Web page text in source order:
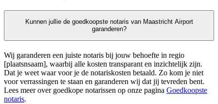
Kunnen jullie de goedkoopste notaris van Maastricht Airport
garanderen?
Wij garanderen een juiste notaris bij jouw behoefte in regio
[plaatsnsaam], waarbij alle kosten transparant en inzichtelijk zijn.
Dat je weet waar voor je de notariskosten betaald. Zo kom je niet
voor verrassingen te staan en garanderen wij dat jij tevreden bent.
Lees meer over goedkope notarissen op onze pagina Goedkoopste
notaris.